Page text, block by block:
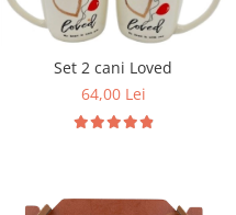
Set 2 cani Loved
64,00 Lei